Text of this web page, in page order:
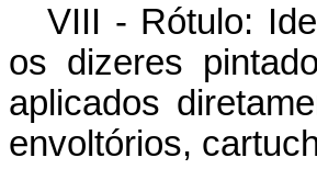
VIII - Rótulo:
os dizeres
aplicados
envoltórios,